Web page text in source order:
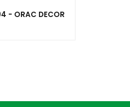
- ORAC DECOR